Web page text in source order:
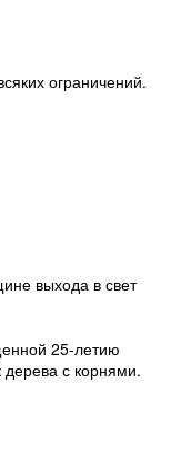
ограничений.
выхода в свет
25-летию
дерева с корнями.